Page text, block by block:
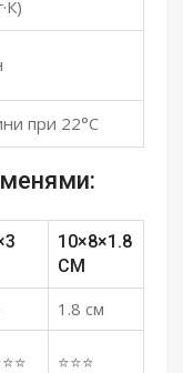
при 22°C
10×8×1.8
СМ
1.8 см
⭐️⭐️⭐️